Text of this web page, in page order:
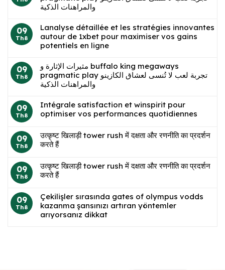
والمراهنات الذكية
09
Th8
Lanalyse détaillée et les stratégies innovantes
autour de 1xbet pour maximiser vos gains
potentiels en ligne
09
Th8
مثيرات الإثارة و buffalo king megaways
pragmatic play تجربة لعب لا تُنسى لعشاق الكازينو
والمراهنات الذكية
09
Th8
Intégrale satisfaction et winspirit pour
optimiser vos performances quotidiennes
09
Th8
उत्कृष्ट खिलाड़ी tower rush में दक्षता और रणनीति का प्रदर्शन
करते हैं
09
Th8
उत्कृष्ट खिलाड़ी tower rush में दक्षता और रणनीति का प्रदर्शन
करते हैं
09
Th8
Çekilişler sırasında gates of olympus vodds
kazanma şansınızı artıran yöntemler
arıyorsanız dikkat